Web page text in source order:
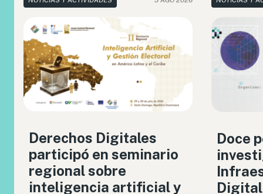
Derechos Digitales
participó en seminario
regional sobre
inteligencia artificial y
Doce